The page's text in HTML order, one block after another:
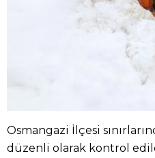
Osmangazi İlçesi
düzenli olarak kontrol